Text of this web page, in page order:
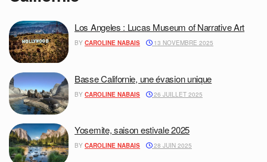
Los Angeles : Lucas Museum of Narrative Art
BY CAROLINE NABAIS 13 NOVEMBRE 2025
Basse Californie, une évasion unique
BY CAROLINE NABAIS 26 JUILLET 2025
Yosemite, saison estivale 2025
BY CAROLINE NABAIS 28 JUIN 2025